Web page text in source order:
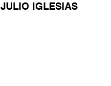
JULIO IGLESIAS